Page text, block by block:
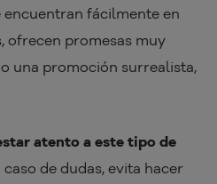
encuentran fácilmente en
ofrecen promesas muy
una promoción surrealista,
atento a este tipo de
caso de dudas, evita hacer